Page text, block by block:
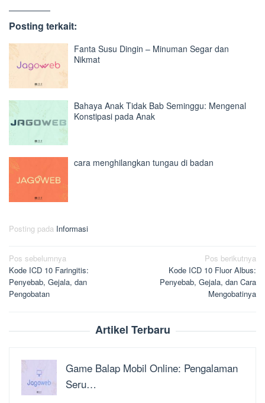
Posting terkait:
Fanta Susu Dingin – Minuman Segar dan
Nikmat
Bahaya Anak Tidak Bab Seminggu: Mengenal
Konstipasi pada Anak
cara menghilangkan tungau di badan
Posting pada Informasi
Navigasi
pos
Pos sebelumnya
Kode ICD 10 Faringitis:
Penyebab, Gejala, dan
Pengobatan
Pos berikutnya
Kode ICD 10 Fluor Albus:
Penyebab, Gejala, dan Cara
Mengobatinya
Artikel Terbaru
Game Balap Mobil Online: Pengalaman
Seru…